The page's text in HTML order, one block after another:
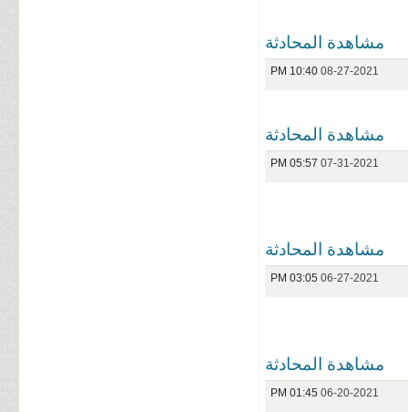
مشاهدة المحادثة
08-27-2021
10:40 PM
مشاهدة المحادثة
07-31-2021
05:57 PM
مشاهدة المحادثة
06-27-2021
03:05 PM
مشاهدة المحادثة
06-20-2021
01:45 PM